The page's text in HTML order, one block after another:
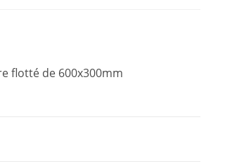
flotté de 600x300mm